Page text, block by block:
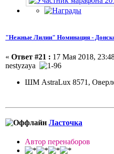
"Нежные Лилии" Номинация -
« Ответ #21 : 17 Мая 2018,
nestyzaya
ШМ AstraLux 8571,
Ласточка
Автор перенаборов